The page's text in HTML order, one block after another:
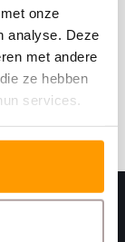
onze
analyse. Deze
met andere
ze hebben
services.
en
Abonneer